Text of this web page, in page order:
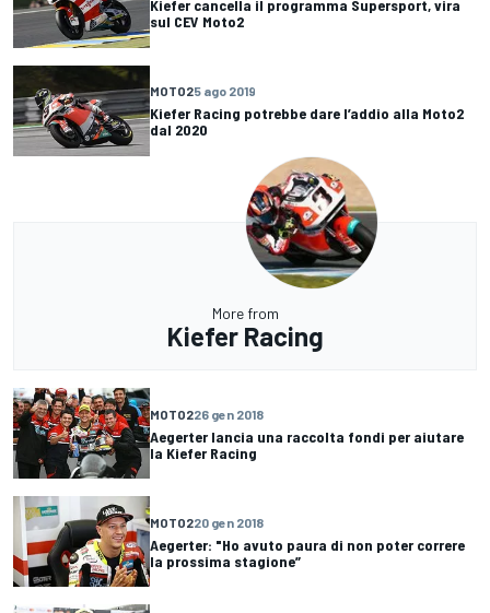
Kiefer cancella il programma Supersport, vira
sul CEV Moto2
MOTO25 ago 2019
Kiefer Racing potrebbe dare l’addio alla Moto2
dal 2020
More from
Kiefer Racing
MOTO226 gen 2018
Aegerter lancia una raccolta fondi per aiutare
la Kiefer Racing
MOTO220 gen 2018
Aegerter: "Ho avuto paura di non poter correre
la prossima stagione”